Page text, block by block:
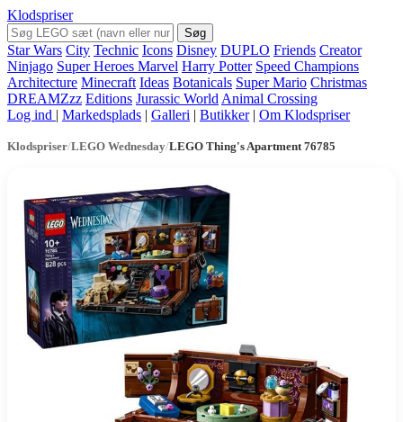
Klodspriser
Søg
Star Wars City Technic Icons Disney DUPLO Friends Creator
Ninjago Super Heroes Marvel Harry Potter Speed Champions
Architecture Minecraft Ideas Botanicals Super Mario Christmas
DREAMZzz Editions Jurassic World Animal Crossing
Log ind | Markedsplads | Galleri | Butikker | Om Klodspriser
Klodspriser/LEGO Wednesday/LEGO Thing's Apartment 76785